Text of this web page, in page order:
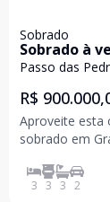
Sobrado
Sobrado à
Square
Passo das
R$
Aproveite esta
sobrado em
conta com
região com
3 3 3 2